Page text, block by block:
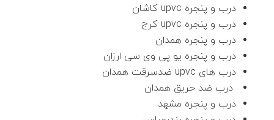
درب و پنجره upvc کاشان
درب و پنجره upvc کرج
درب و پنجره همدان
درب و پنجره یو پی وی سی ارزان
درب های upvc ضدسرقت همدان
درب ضد حریق همدان
درب و پنجره مشهد